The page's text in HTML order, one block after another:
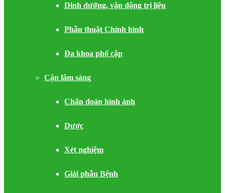
Dinh dưỡng, vận động trị liệu
Phẫu thuật Chỉnh hình
Đa khoa phổ cập
Cận lâm sàng
Chẩn đoán hình ảnh
Dược
Xét nghiệm
Giải phẫu Bệnh